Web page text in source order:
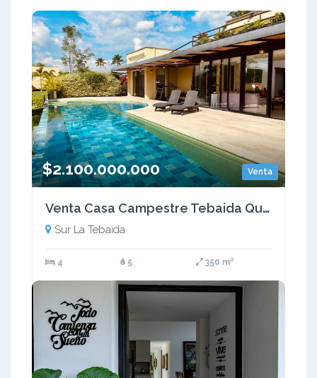
Venta
$2.100.000.000
Venta Casa Campestre Tebaida Quindio COD: 7230276
Sur La Tebaida
4 5 350 m²